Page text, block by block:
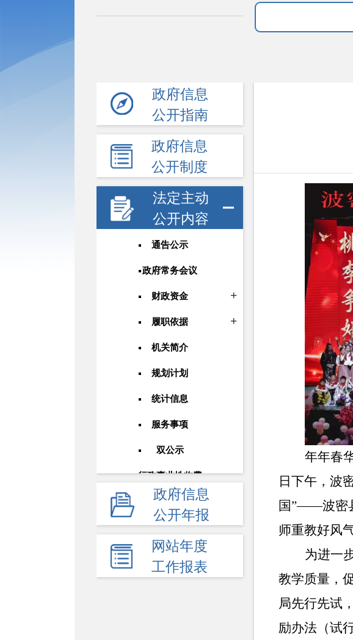
政府信息
公开指南
政府信息
公开制度
法定主动
公开内容
通告公示
政府常务会议
财政资金
履职依据
机关简介
规划计划
统计信息
服务事项
双公示
行政事业性收费
政府采购
重大建设项目
民生领域
应急管理
政府信息
公开年报
网站年度
工作报表
年年春
日下午，波
国”——波密
师重教好风
为进一
教学质量，
局先行先试
励办法（试